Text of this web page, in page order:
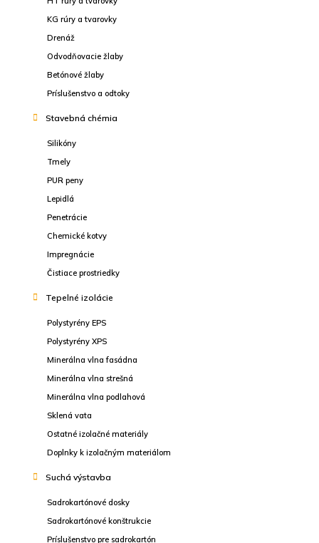
KG rúry a tvarovky
Drenáž
Odvodňovacie žlaby
Betónové žlaby
Príslušenstvo a odtoky
Stavebná chémia
Silikóny
Tmely
PUR peny
Lepidlá
Penetrácie
Chemické kotvy
Impregnácie
Čistiace prostriedky
Tepelné izolácie
Polystyrény EPS
Polystyrény XPS
Minerálna vlna fasádna
Minerálna vlna strešná
Minerálna vlna podlahová
Sklená vata
Ostatné izolačné materiály
Doplnky k izolačným materiálom
Suchá výstavba
Sadrokartónové dosky
Sadrokartónové konštrukcie
Príslušenstvo pre sadrokartón